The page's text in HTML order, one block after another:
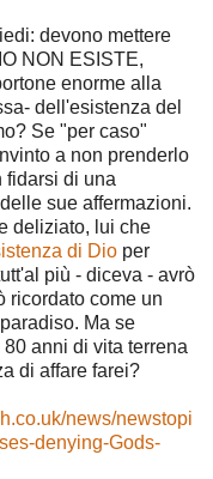
devono mettere
NON ESISTE,
enorme alla
dell'esistenza del
Se "per caso"
a non prenderlo
fidarsi di una
sue affermazioni.
deliziato, lui che
di Dio per
più - diceva - avrò
ricordato come un
Ma se
anni di vita terrena
di affare farei?
news/newstopi
denying-Gods-